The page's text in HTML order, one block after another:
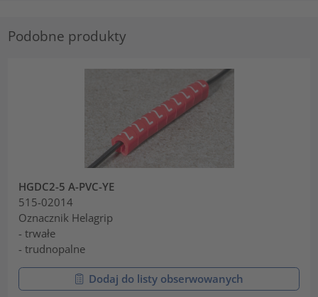
Podobne produkty
HGDC2-5 A-PVC-YE
515-02014
Oznacznik Helagrip
- trwałe
- trudnopalne
Dodaj do listy obserwowanych